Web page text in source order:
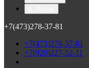
+7(473)278-37-81
+7(473)278-37-81
+7(920)227-52-11